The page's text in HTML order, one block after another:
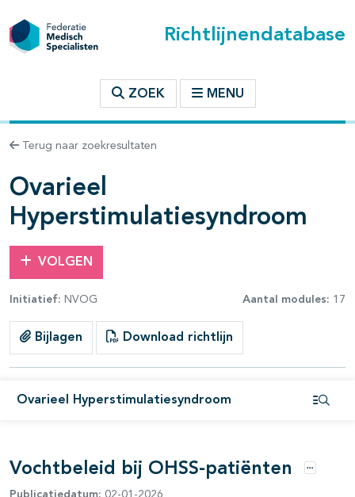
Richtlijnendatabase
ZOEK MENU
Terug naar zoekresultaten
Ovarieel
Hyperstimulatiesyndroom
VOLGEN
Initiatief: NVOG Aantal modules: 17
Bijlagen Download richtlijn
Ovarieel Hyperstimulatiesyndroom
binnen deze richtlijn
Vochtbeleid bij OHSS-patiënten Opties
Publicatiedatum: 02-01-2026